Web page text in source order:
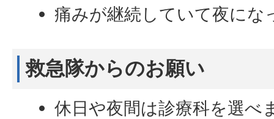
痛みが継続していて夜にな
救急隊からのお願い
休日や夜間は診療科を選べ